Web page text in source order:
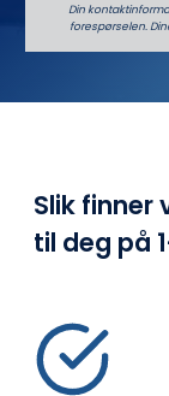
Din
forespørselen.
Slik finner
til deg på